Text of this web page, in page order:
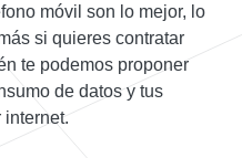
móvil son lo mejor, lo
si quieres contratar
te podemos proponer
de datos y tus
internet.